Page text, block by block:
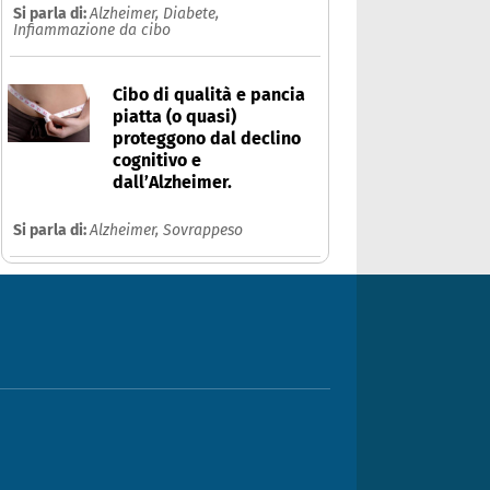
Si parla di:Alzheimer, Diabete,
Infiammazione da cibo
Cibo di qualità e pancia
piatta (o quasi)
proteggono dal declino
cognitivo e
dall’Alzheimer.
Si parla di:Alzheimer, Sovrappeso